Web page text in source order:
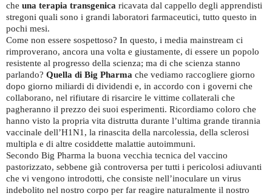
che una terapia transgenica ricavata dal cappello degli apprendisti
stregoni quali sono i grandi laboratori farmaceutici, tutto questo in
pochi mesi.
Come non essere sospettoso? In questo, i media mainstream ci
rimproverano, ancora una volta e giustamente, di essere un popolo
resistente al progresso della scienza; ma di che scienza stanno
parlando? Quella di Big Pharma che vediamo raccogliere giorno
dopo giorno miliardi di dividendi e, in accordo con i governi che
collaborano, nel rifiutare di risarcire le vittime collaterali che
pagheranno il prezzo dei suoi esperimenti. Ricordiamo coloro che
hanno visto la propria vita distrutta durante l’ultima grande tirannia
vaccinale dell’H1N1, la rinascita della narcolessia, della sclerosi
multipla e di altre cosiddette malattie autoimmuni.
Secondo Big Pharma la buona vecchia tecnica del vaccino
pastorizzato, sebbene già controversa per tutti i pericolosi adiuvanti
che vi vengono introdotti, che consiste nell’inoculare un virus
indebolito nel nostro corpo per far reagire naturalmente il nostro